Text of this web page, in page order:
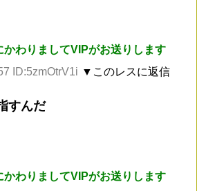
かわりましてVIPがお送りします
ID:5zmOtrV1i ▼このレスに返信
すんだ
かわりましてVIPがお送りします